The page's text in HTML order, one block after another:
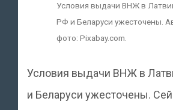
Условия выдачи ВНЖ в
РФ и Беларуси ужесточены.
фото: Pixabay.com.
Условия выдачи ВНЖ в
и Беларуси ужесточены.